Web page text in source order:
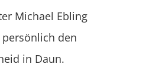
Michael Ebling
den
in Daun.